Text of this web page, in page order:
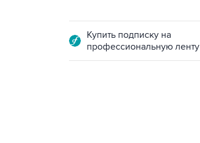
Купить подписку на
профессиональную ленту